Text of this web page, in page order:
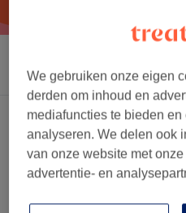
2 salons met:nail art in Lommel,
We gebruiken onze eigen
derden om inhoud en
mediafuncties te bieden en
analyseren. We delen ook
van onze website met
advertentie- en